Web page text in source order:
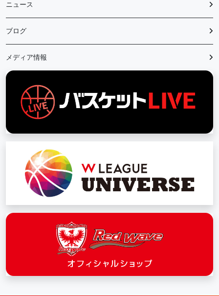
ニュース
ブログ
メディア情報